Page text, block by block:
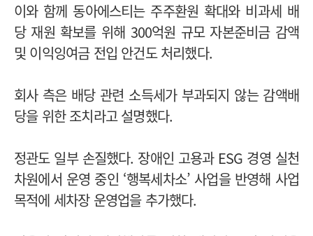
이와 함께 동아에스티는 주주환원 확대와 비과세 배
당 재원 확보를 위해 300억원 규모 자본준비금 감액
및 이익잉여금 전입 안건도 처리했다.
회사 측은 배당 관련 소득세가 부과되지 않는 감액배
당을 위한 조치라고 설명했다.
정관도 일부 손질했다. 장애인 고용과 ESG 경영 실천
차원에서 운영 중인 ‘행복세차소’ 사업을 반영해 사업
목적에 세차장 운영업을 추가했다.